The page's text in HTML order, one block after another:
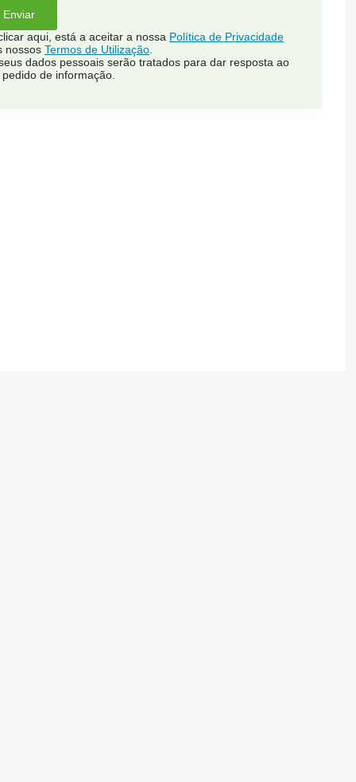
aqui, está a aceitar a nossa Política de Privacidade
nossos Termos de Utilização
dados pessoais serão tratados para dar resposta ao
de informação.